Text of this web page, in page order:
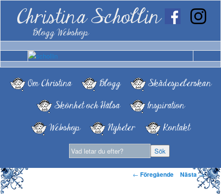
Christina Schollin
Blogg Webshop
Om Christina Blogg
Skådespelerskan
Skönhet och Hälsa
Inspiration
Webshop
Nyheter Kontakt
Inläggsnavigering
← Föregående Nästa→